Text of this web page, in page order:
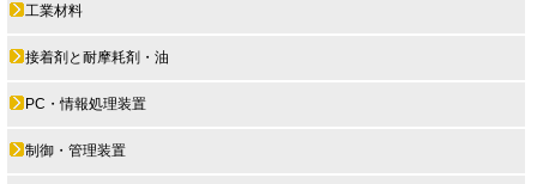
工業材料
接着剤と耐摩耗剤・油
PC・情報処理装置
制御・管理装置